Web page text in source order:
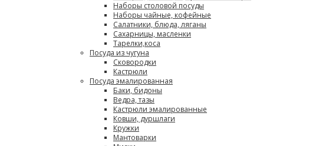
Наборы столовой посуды
Наборы чайные, кофейные
Салатники, блюда, ляганы
Сахарницы, масленки
Тарелки,коса
Посуда из чугуна
Сковородки
Кастрюли
Посуда эмалированная
Баки, бидоны
Ведра, тазы
Кастрюли эмалированные
Ковши, дуршлаги
Кружки
Мантоварки